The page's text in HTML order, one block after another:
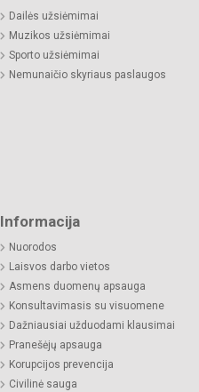
Dailės užsiėmimai
Muzikos užsiėmimai
Sporto užsiėmimai
Nemunaičio skyriaus paslaugos
Informacija
Nuorodos
Laisvos darbo vietos
Asmens duomenų apsauga
Konsultavimasis su visuomene
Dažniausiai užduodami klausimai
Pranešėjų apsauga
Korupcijos prevencija
Civilinė sauga